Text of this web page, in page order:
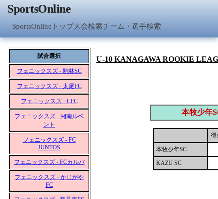
SportsOnline
SportsOnlineトップ大会検索チーム・選手検索
試合選択
フェニックスズ - 駒林SC
フェニックスズ - 太尾FC
フェニックスズ - CFC
フェニックスズ - 湘南ルベ
ント
フェニックスズ - FC
JUNTOS
フェニックスズ - FCカルパ
フェニックスズ - かじがや
FC
U-10 KANAGAWA ROOKIE
本牧少年
得
本牧少年SC
KAZU SC